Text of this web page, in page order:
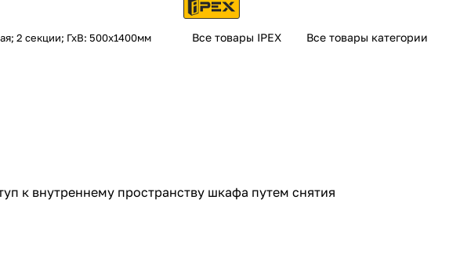
2 секции; ГхВ: 500х1400мм
Все товары IPEX Все товары категории
к внутреннему пространству шкафа путем снятия